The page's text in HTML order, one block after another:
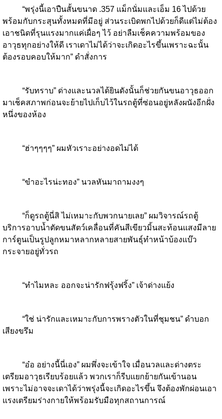
“พรุ่งนี้เอาปืนสั้นขนาด .357 แม็กนั่มและเอ็ม 16 ไปด้วย
พร้อมกับกระสุนทั้งหมดที่มีอยู่ ส่วนระเบิดพกไปด้วยก็ดีแต่ไม่ต้อง
เอาชนิดที่รุนแรงมากแค่เผื่อๆ ไว้ อย่าลืมเช็คความพร้อมของ
อาวุธทุกอย่างให้ดี เราเดาไม่ได้ว่าจะเกิดอะไรขึ้นเพราะฉะนั้น
ต้องรอบคอบให้มาก” ดำสั่งการ
“รับทราบ” ด่างและนวลได้ยินดังนั้นก็ช่วยกันขนอาวุธออก
มาเช็คสภาพก่อนจะย้ายไปเก็บไว้ในรถตู้ที่ซ่อนอยู่หลังผนังอีกฝั่ง
หนึ่งของห้อง
“ฮ่าๆๆๆๆ” ผมหัวเราะอย่างอดไม่ได้
“ขำอะไรน่ะทอง” นวลหันมาถามงงๆ
“ก็ดูรถตู้นี่สิ ไม่เหมาะกับพวกนายเลย” ผมวิจารณ์รถตู้
บริการอาบน้ำตัดขนสัตว์เคลื่อนที่คันสีเขียวมิ้นสะท้อนแสงมีลาย
การ์ตูนเป็นรูปลูกหมาหลากหลายสายพันธุ์ทำหน้าบ้องแบ๊ว
กระจายอยู่ทั่วรถ
“ทำไมหละ ออกจะน่ารักฟรุ้งฟริ้ง” เจ้าด่างแย้ง
“ใช่ น่ารักและเหมาะกับการพรางตัวในที่ชุมชน” ดำบอก
เสียงขรึม
“อ๋อ อย่างนี้นี่เอง” ผมพึ่งจะเข้าใจ เมื่อนวลและด่างตระ
เตรียมอาวุธเรียบร้อยแล้ว พวกเราก็รีบแยกย้ายกันเข้านอน
เพราะไม่อาจจะเดาได้ว่าพรุ่งนี้จะเกิดอะไรขึ้น จึงต้องพักผ่อนเอา
แรงเตรียมร่างกายให้พร้อมรับมือทุกสถานการณ์